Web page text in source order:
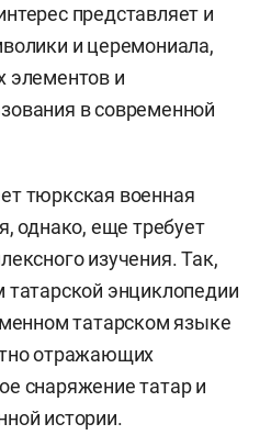
представляет и
и церемониала,
элементов и
в современной
тюркская военная
однако, еще требует
изучения. Так,
татарской энциклопедии
татарском языке
отражающих
снаряжение татар и
истории.